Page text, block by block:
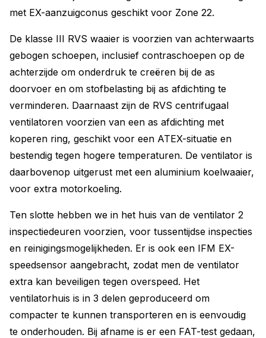
met EX-aanzuigconus geschikt voor Zone 22.
De klasse III RVS waaier is voorzien van achterwaarts
gebogen schoepen, inclusief contraschoepen op de
achterzijde om onderdruk te creëren bij de as
doorvoer en om stofbelasting bij as afdichting te
verminderen. Daarnaast zijn de RVS centrifugaal
ventilatoren voorzien van een as afdichting met
koperen ring, geschikt voor een ATEX-situatie en
bestendig tegen hogere temperaturen. De ventilator is
daarbovenop uitgerust met een aluminium koelwaaier,
voor extra motorkoeling.
Ten slotte hebben we in het huis van de ventilator 2
inspectiedeuren voorzien, voor tussentijdse inspecties
en reinigingsmogelijkheden. Er is ook een IFM EX-
speedsensor aangebracht, zodat men de ventilator
extra kan beveiligen tegen overspeed. Het
ventilatorhuis is in 3 delen geproduceerd om
compacter te kunnen transporteren en is eenvoudig
te onderhouden. Bij afname is er een FAT-test gedaan,